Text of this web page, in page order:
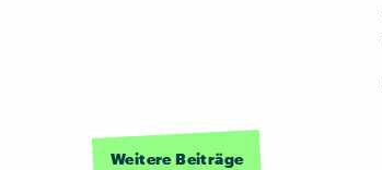
Weitere Beiträge